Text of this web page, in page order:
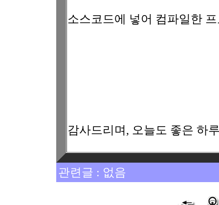
소스코드에 넣어 컴파일한
감사드리며, 오늘도 좋은 하
관련글 : 없음